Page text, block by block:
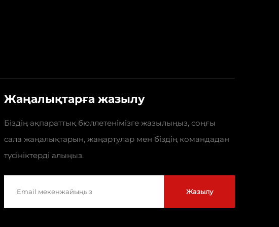
Жаңалықтарға жазылу
Біздің ақпараттық бюллетенімізге жазылыңыз, соңғы
сала жаңалықтарын, жаңартулар мен біздің командадан
түсініктерді алыңыз.
Жазылу